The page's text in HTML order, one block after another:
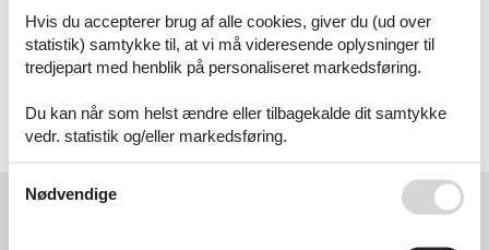
Geografier
Alle
Sønderjylland
Haderslev
Hvis du accepterer brug af alle cookies, giver du (ud over
statistik) samtykke til, at vi må videresende oplysninger til
tredjepart med henblik på personaliseret markedsføring.
Du kan når som helst ændre eller tilbagekalde dit samtykke
vedr. statistik og/eller markedsføring.
Nødvendige